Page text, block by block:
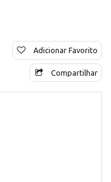
Adicionar Favorito
Compartilhar